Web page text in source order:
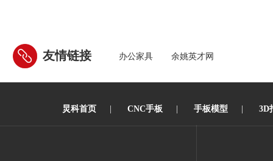
友情链接 办公家具 余姚英才网
炅科首页 | CNC手板 | 手板模型 | 3D